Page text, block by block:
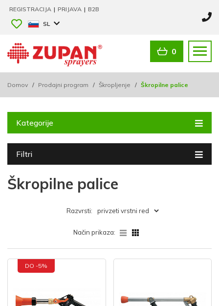
REGISTRACIJA | PRIJAVA | B2B
SL
0
Domov / Prodajni program / Škropljenje / Škropilne palice
Kategorije
Filtri
Škropilne palice
Razvrsti:
Način prikaza:
DO -5%